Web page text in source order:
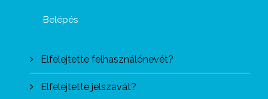
Belépés
Elfelejtette felhasználónevét?
Elfelejtette jelszavát?